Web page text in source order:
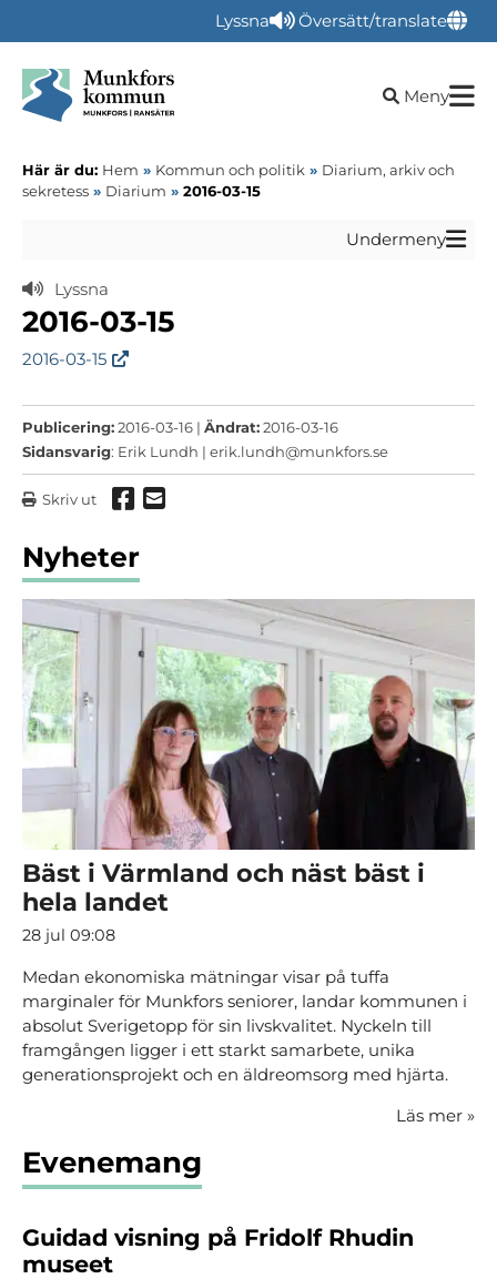
Lyssna Översätt/translate
Öppna
Meny
Här är du: Hem » Kommun och politik » Diarium, arkiv och
sekretess » Diarium » 2016-03-15
Undermeny
Lyssna
2016-03-15
2016-03-15
Publicering:2016-03-16 | Ändrat:2016-03-16
Sidansvarig: Erik Lundh | erik.lundh@munkfors.se
Skriv ut Dela via Facebook
Dela via mail
Nyheter
Bäst i Värmland och näst bäst i
hela landet
28 jul 09:08
Medan ekonomiska mätningar visar på tuffa
marginaler för Munkfors seniorer, landar kommunen i
absolut Sverigetopp för sin livskvalitet. Nyckeln till
framgången ligger i ett starkt samarbete, unika
generationsprojekt och en äldreomsorg med hjärta.
Läs mer »
Evenemang
Guidad visning på Fridolf Rhudin
museet